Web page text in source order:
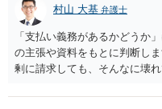
村山 大基 弁護士
「支払い義務があるかどうか
の主張や資料をもとに判断し
剰に請求しても、そんなに壊
ます。 有利かどうか、という